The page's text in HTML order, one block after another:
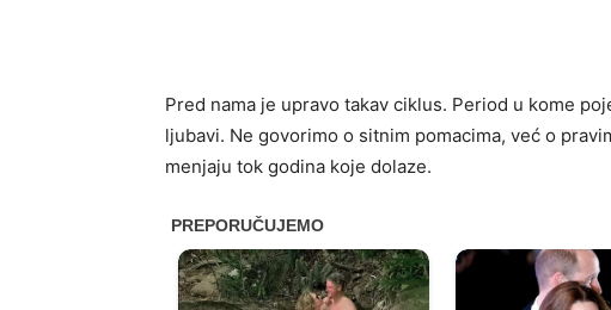
Pred nama je upravo takav ciklus. Period u kome
ljubavi. Ne govorimo o sitnim pomacima, već o
menjaju tok godina koje dolaze.